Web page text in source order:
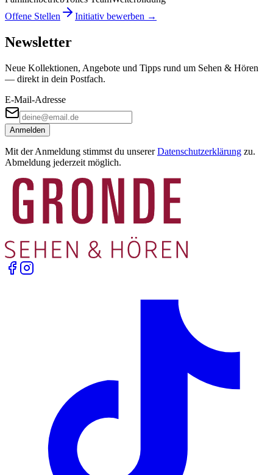
Offene Stellen
Initiativ bewerben →
Newsletter
Neue Kollektionen, Angebote und Tipps rund um Sehen & Hören
— direkt in dein Postfach.
E-Mail-Adresse
Anmelden
Mit der Anmeldung stimmst du unserer Datenschutzerklärung zu.
Abmeldung jederzeit möglich.